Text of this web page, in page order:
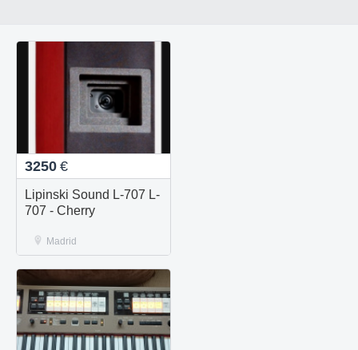
3250 €
Lipinski Sound L-707 L-
707 - Cherry
Madrid